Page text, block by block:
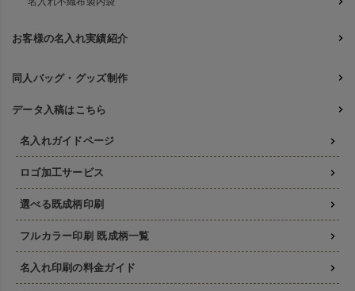
お客様の名入れ実績紹介
同人バッグ・グッズ制作
データ入稿はこちら
名入れガイドページ
ロゴ加工サービス
選べる既成柄印刷
フルカラー印刷 既成柄一覧
名入れ印刷の料金ガイド